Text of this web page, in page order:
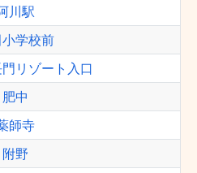
川駅
学校前
リゾート入口
肥中
師寺
附野